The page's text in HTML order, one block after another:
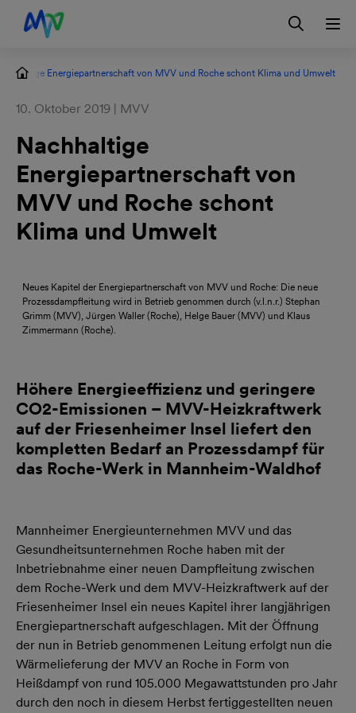
Zur Hauptnavigation springen
Zum Hauptinhalt springen
Zur Footernavigation springen
Kontakt EN Login
Energiepartnerschaft von MVV und Roche schont Klima und Umwelt
10. Oktober 2019 | MVV
Nachhaltige
Energiepartnerschaft von
MVV und Roche schont
Klima und Umwelt
Neues Kapitel der Energiepartnerschaft von MVV und Roche: Die neue
Prozessdampfleitung wird in Betrieb genommen durch (v.l.n.r.) Stephan
Grimm (MVV), Jürgen Waller (Roche), Helge Bauer (MVV) und Klaus
Zimmermann (Roche).
Höhere Energieeffizienz und geringere
CO2-Emissionen – MVV-Heizkraftwerk
auf der Friesenheimer Insel liefert den
kompletten Bedarf an Prozessdampf für
das Roche-Werk in Mannheim-Waldhof
Mannheimer Energieunternehmen MVV und das
Gesundheitsunternehmen Roche haben mit der
Inbetriebnahme einer neuen Dampfleitung zwischen
dem Roche-Werk und dem MVV-Heizkraftwerk auf der
Friesenheimer Insel ein neues Kapitel ihrer langjährigen
Energiepartnerschaft aufgeschlagen. Mit der Öffnung
der nun in Betrieb genommenen Leitung erfolgt nun die
Wärmelieferung der MVV an Roche in Form von
Heißdampf von rund 105.000 Megawattstunden pro Jahr
durch den noch in diesem Herbst fertiggestellten neuen